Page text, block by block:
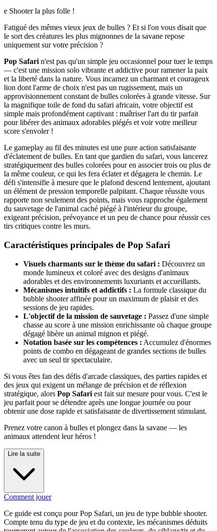
e Shooter la plus folle !
Fatigué des mêmes vieux jeux de bulles ? Et si l'on vous disait que
le sort des créatures les plus mignonnes de la savane repose
uniquement sur votre précision ?
Pop Safari n'est pas qu'un simple jeu occasionnel pour tuer le temps
— c'est une mission solo vibrante et addictive pour ramener la paix
et la liberté dans la nature. Vous incarnez un charmant et courageux
lion dont l'arme de choix n'est pas un rugissement, mais un
approvisionnement constant de bulles colorées à grande vitesse. Sur
la magnifique toile de fond du safari africain, votre objectif est
simple mais profondément captivant : maîtriser l'art du tir parfait
pour libérer des animaux adorables piégés et voir votre meilleur
score s'envoler !
Le gameplay au fil des minutes est une pure action satisfaisante
d'éclatement de bulles. En tant que gardien du safari, vous lancerez
stratégiquement des bulles colorées pour en associer trois ou plus de
la même couleur, ce qui les fera éclater et dégagera le chemin. Le
défi s'intensifie à mesure que le plafond descend lentement, ajoutant
un élément de pression temporelle palpitant. Chaque réussite vous
rapporte non seulement des points, mais vous rapproche également
du sauvetage de l'animal caché piégé à l'intérieur du groupe,
exigeant précision, prévoyance et un peu de chance pour réussir ces
tirs critiques contre les murs.
Caractéristiques principales de Pop Safari
Visuels charmants sur le thème du safari : Découvrez un
monde lumineux et coloré avec des designs d'animaux
adorables et des environnements luxuriants et accueillants.
Mécanismes intuitifs et addictifs : La formule classique du
bubble shooter affinée pour un maximum de plaisir et des
sessions de jeu rapides.
L'objectif de la mission de sauvetage : Passez d'une simple
chasse au score à une mission enrichissante où chaque groupe
dégagé libère un animal mignon et piégé.
Notation basée sur les compétences : Accumulez d'énormes
points de combo en dégageant de grandes sections de bulles
avec un seul tir spectaculaire.
Si vous êtes fan des défis d'arcade classiques, des parties rapides et
des jeux qui exigent un mélange de précision et de réflexion
stratégique, alors Pop Safari est fait sur mesure pour vous. C'est le
jeu parfait pour se détendre après une longue journée ou pour
obtenir une dose rapide et satisfaisante de divertissement stimulant.
Prenez votre canon à bulles et plongez dans la savane — les
animaux attendent leur héros !
Lire la suite
Comment jouer
Ce guide est conçu pour Pop Safari, un jeu de type bubble shooter.
Compte tenu du type de jeu et du contexte, les mécanismes déduits